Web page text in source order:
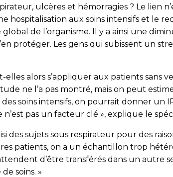
ulcères et hémorragies ? Le lien
hospitalisation aux soins intensifs et le
de l’organisme. Il y a ainsi une
protéger. Les gens qui subissent un
elles alors s’appliquer aux patients sans
ne l’a pas montré, mais on peut
soins intensifs, on pourrait donner un
pas un facteur clé », explique le
des sujets sous respirateur pour des
patients, on a un échantillon trop
d’être transférés dans un autre
soins. »